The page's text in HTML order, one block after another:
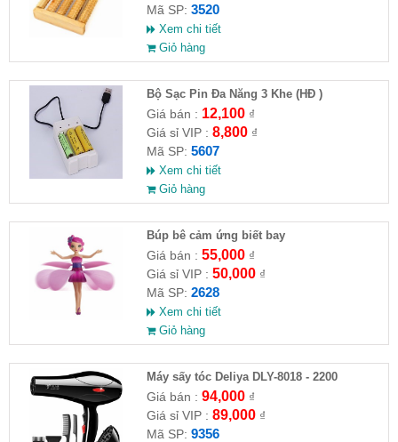
Mã SP: 3520
Xem chi tiết
Giỏ hàng
Bộ Sạc Pin Đa Năng 3 Khe (HĐ )
Giá bán : 12,100₫
Giá sỉ VIP : 8,800₫
Mã SP: 5607
Xem chi tiết
Giỏ hàng
​Búp bê cảm ứng biết bay
Giá bán : 55,000₫
Giá sỉ VIP : 50,000₫
Mã SP: 2628
Xem chi tiết
Giỏ hàng
Máy sấy tóc Deliya DLY-8018 - 2200
Giá bán : 94,000₫
Giá sỉ VIP : 89,000₫
Mã SP: 9356